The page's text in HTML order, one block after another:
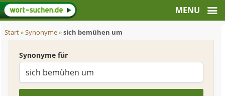
Start»Synonyme»sich bemühen um
Synonyme für